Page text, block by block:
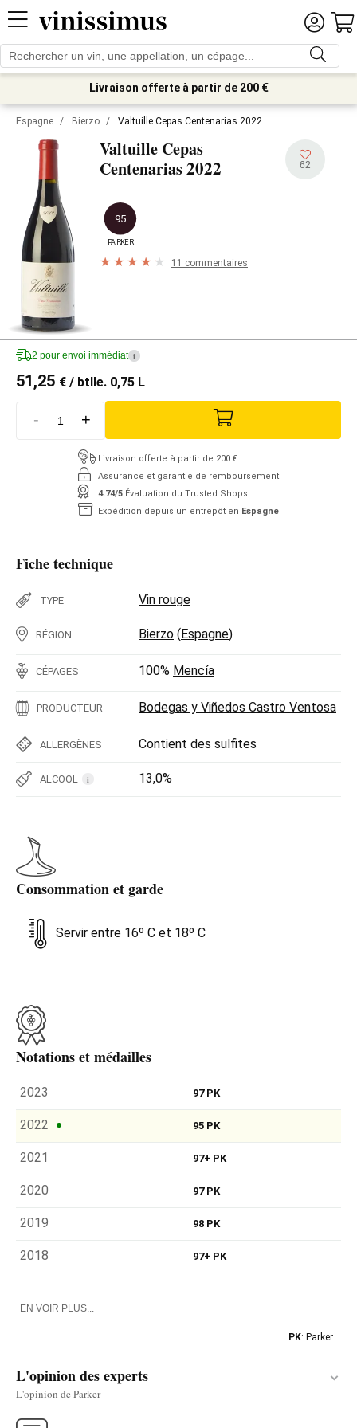
Livraison offerte à partir de 200 €
Espagne / Bierzo / Valtuille Cepas Centenarias 2022
Valtuille Cepas
Centenarias2022 62
95
PARKER
11 commentaires
2 pour envoi immédiat i
51,25 € / btlle. 0,75 L
- +
Livraison offerte à partir de 200 €
Assurance et garantie de remboursement
4.74/5 Évaluation du Trusted Shops
Expédition depuis un entrepôt en Espagne
Fiche technique
TYPE Vin rouge
RÉGION Bierzo (Espagne)
CÉPAGES 100% Mencía
PRODUCTEUR Bodegas y Viñedos Castro Ventosa
ALLERGÈNES Contient des sulfites
ALCOOL i 13,0%
Consommation et garde
Servir entre 16º C et 18º C
Notations et médailles
2023 97 PK
2022 95 PK
2021 97+ PK
2020 97 PK
2019 98 PK
2018 97+ PK
EN VOIR PLUS...
PK: Parker
L'opinion des experts
L'opinion de Parker